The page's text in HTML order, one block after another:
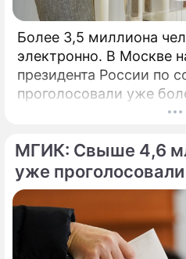
Более 3,5 миллиона
электронно. В Москве
президента России по
проголосовали уже
МГИК: Свыше 4,6
уже